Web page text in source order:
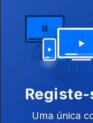
Post Qualquer Coisa.
Um outro Jack-O
Squadra Azzurra.
Registe-
Uma única